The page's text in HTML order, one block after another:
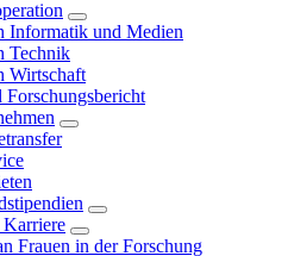
Informatik und Medien
Technik
Wirtschaft
Karriere
Frauen in der Forschung